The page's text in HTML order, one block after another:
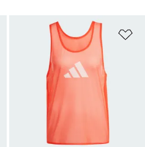
위시리스트 담기